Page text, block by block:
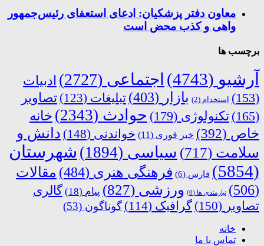
معاون دفتر پزشکیان: ادعای استعفای رئیس‌جمهور
واهی و کذب محض است
برچسب ها
آرشیو (4743) اجتماعی (2727)
ادبیات
(153)
استخدام (2) بازار (403) تبلیغات (123)
تصاویر
(165)
تکنولوژی (179) حوادث (2343)
خانه
خاص (392) خبر فوری (11) خواندنی (148)
دانش و
سلامت (717) سیاسی (1894)
شهرستان
(5854)
فارس (6) فرهنگی هنری (484)
مقالات
(506)
نیازمندی ها (0) ورزشی (827) پیام (18)
گالری
تصاویر (150) گرافیک (114) گوناگون (53)
خانه
تماس با ما